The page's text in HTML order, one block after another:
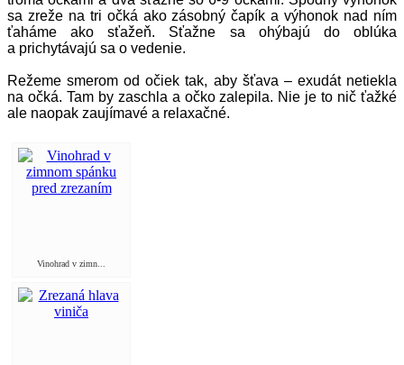
sa zreže na tri očká ako zásobný čapík a výhonok nad ním
ťaháme ako sťažeň. Sťažne sa ohýbajú do oblúka
a prichytávajú sa o vedenie.
Režeme smerom od očiek tak, aby šťava – exudát netiekla
na očká. Tam by zaschla a očko zalepila. Nie je to nič ťažké
ale naopak zaujímavé a relaxačné.
Vinohrad v zimn...